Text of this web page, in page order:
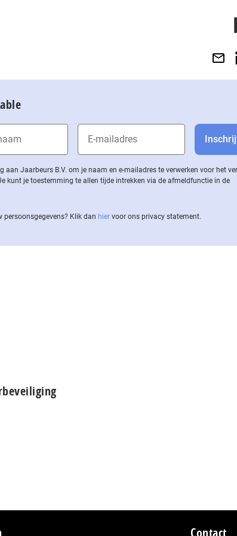
Jaarbeurs B.V. om je naam en e-mailadres te verwerken voor het
kunt je toestemming te allen tijde intrekken via de af­meld­func­tie in de
per­soons­ge­ge­vens? Klik dan hier voor ons privacy statement.
Contact